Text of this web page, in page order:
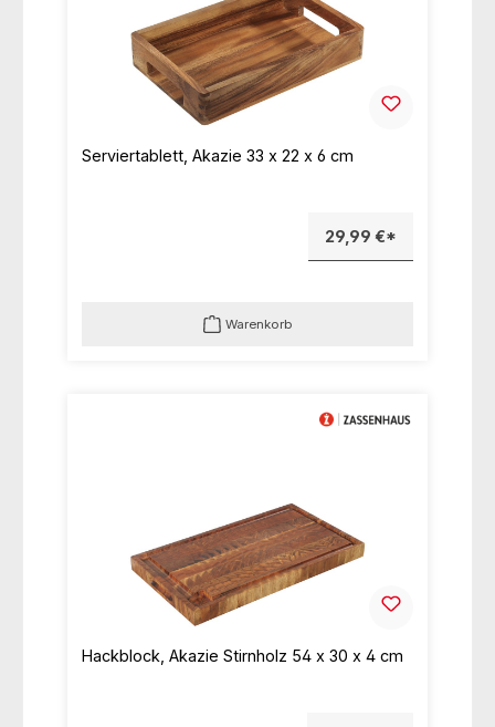
Serviertablett, Akazie 33 x 22 x 6 cm
29,99 €*
Warenkorb
Hackblock, Akazie Stirnholz 54 x 30 x 4 cm